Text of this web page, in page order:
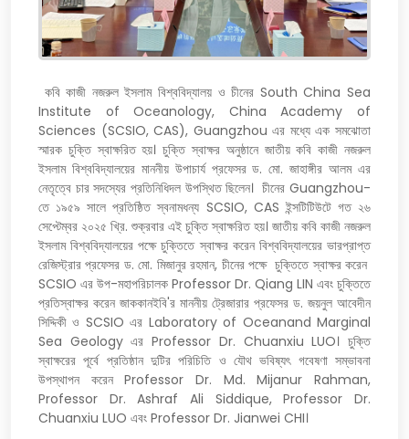
কবি কাজী নজরুল ইসলাম বিশ্ববিদ্যালয় ও চীনের South China Sea
Institute of Oceanology, China Academy of
Sciences (SCSIO, CAS), Guangzhou এর মধ্যে এক সমঝোতা
স্মারক চুক্তি স্বাক্ষরিত হয়। চুক্তি স্বাক্ষর অনুষ্ঠানে জাতীয় কবি কাজী নজরুল
ইসলাম বিশ্ববিদ্যালয়ের মাননীয় উপাচার্য প্রফেসর ড. মো. জাহাঙ্গীর আলম এর
নেতৃত্বে চার সদস্যের প্রতিনিধিদল উপস্থিত ছিলেন। চীনের Guangzhou-
তে ১৯৫৯ সালে প্রতিষ্ঠিত স্বনামধন্য SCSIO, CAS ইন্সটিটিউটে গত ২৬
সেপ্টেম্বর ২০২৫ খ্রি. শুক্রবার এই চুক্তি স্বাক্ষরিত হয়। জাতীয় কবি কাজী নজরুল
ইসলাম বিশ্ববিদ্যালয়ের পক্ষে চুক্তিতে স্বাক্ষর করেন বিশ্ববিদ্যালয়ের ভারপ্রাপ্ত
রেজিস্ট্রার প্রফেসর ড. মো. মিজানুর রহমান, চীনের পক্ষে চুক্তিতে স্বাক্ষর করেন
SCSIO এর উপ-মহাপরিচালক Professor Dr. Qiang LIN এবং চুক্তিতে
প্রতিস্বাক্ষর করেন জাককানইবি'র মাননীয় ট্রেজারার প্রফেসর ড. জয়নুল আবেদীন
সিদ্দিকী ও SCSIO এর Laboratory of Oceanand Marginal
Sea Geology এর Professor Dr. Chuanxiu LUO। চুক্তি
স্বাক্ষরের পূর্বে প্রতিষ্ঠান দুটির পরিচিতি ও যৌথ ভবিষ্যৎ গবেষণা সম্ভাবনা
উপস্থাপন করেন Professor Dr. Md. Mijanur Rahman,
Professor Dr. Ashraf Ali Siddique, Professor Dr.
Chuanxiu LUO এবং Professor Dr. Jianwei CHI।